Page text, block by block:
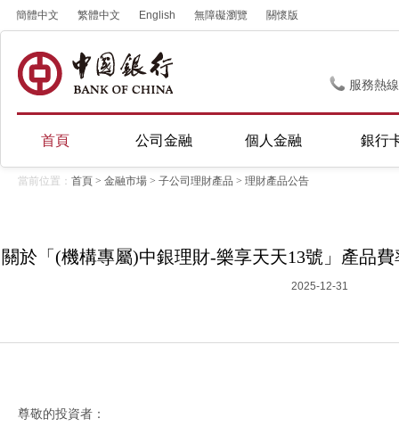
簡體中文 繁體中文 English 無障礙瀏覽 關懷版
服務熱
首頁 公司金融 個人金融 銀行
當前位置： 首頁 > 金融市場 > 子公司理財產品 > 理財產品公告
關於「(機構專屬)中銀理財-樂享天天13號」產品
2025-12-31
尊敬的投資者：